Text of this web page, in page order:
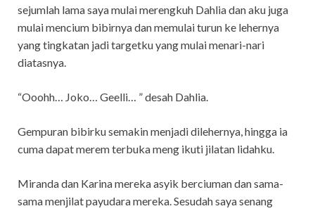
sejumlah lama saya mulai merengkuh Dahlia dan aku juga
mulai mencium bibirnya dan memulai turun ke lehernya
yang tingkatan jadi targetku yang mulai menari-nari
diatasnya.
“Ooohh… Joko… Geelli… ” desah Dahlia.
Gempuran bibirku semakin menjadi dilehernya, hingga ia
cuma dapat merem terbuka meng ikuti jilatan lidahku.
Miranda dan Karina mereka asyik berciuman dan sama-
sama menjilat payudara mereka. Sesudah saya senang